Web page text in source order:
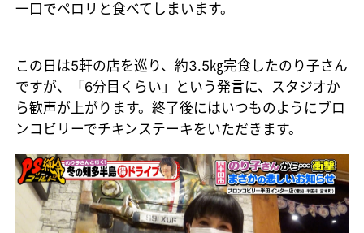
一口でペロリと食べてしまいます。
この日は5軒の店を巡り、約3.5㎏完食したのり子さん
ですが、「6分目くらい」という発言に、スタジオか
ら歓声が上がります。終了後にはいつものようにブロ
ンコビリーでチキンステーキをいただきます。